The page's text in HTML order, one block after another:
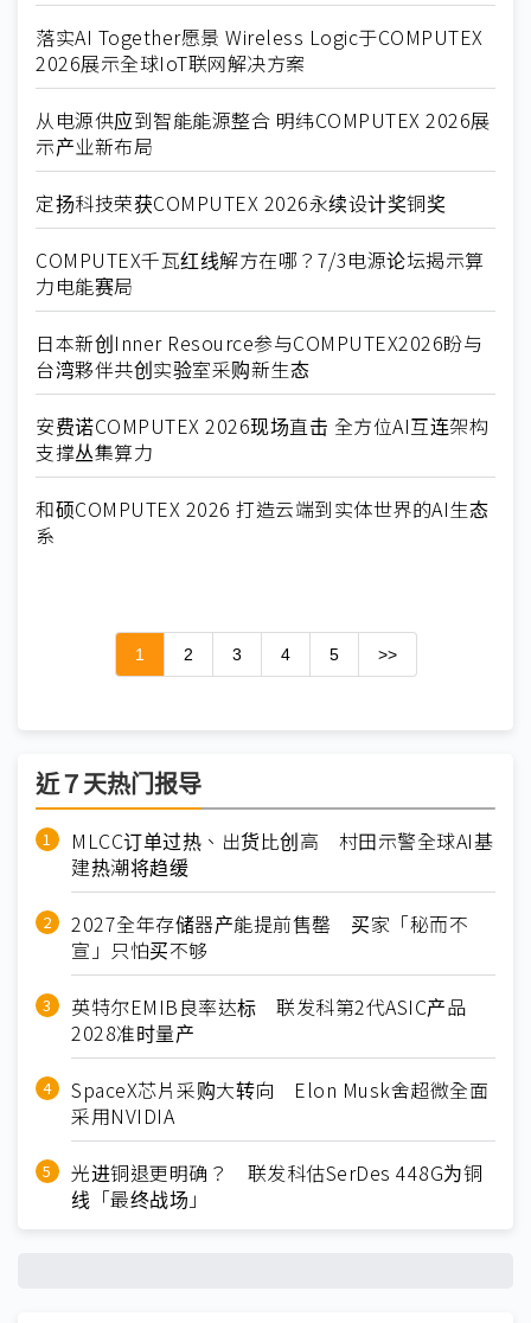
落实AI Together愿景 Wireless Logic于COMPUTEX
2026展示全球IoT联网解决方案
从电源供应到智能能源整合 明纬COMPUTEX 2026展
示产业新布局
定扬科技荣获COMPUTEX 2026永续设计奖铜奖
COMPUTEX千瓦红线解方在哪？7/3电源论坛揭示算
力电能赛局
日本新创Inner Resource参与COMPUTEX2026盼与
台湾夥伴共创实验室采购新生态
安费诺COMPUTEX 2026现场直击 全方位AI互连架构
支撑丛集算力
和硕COMPUTEX 2026 打造云端到实体世界的AI生态
系
1 2 3 4 5 >>
近７天热门报导
MLCC订单过热、出货比创高 村田示警全球AI基
建热潮将趋缓
2027全年存储器产能提前售罄 买家「秘而不
宣」只怕买不够
英特尔EMIB良率达标 联发科第2代ASIC产品
2028准时量产
SpaceX芯片采购大转向 Elon Musk舍超微全面
采用NVIDIA
光进铜退更明确？ 联发科估SerDes 448G为铜
线「最终战场」